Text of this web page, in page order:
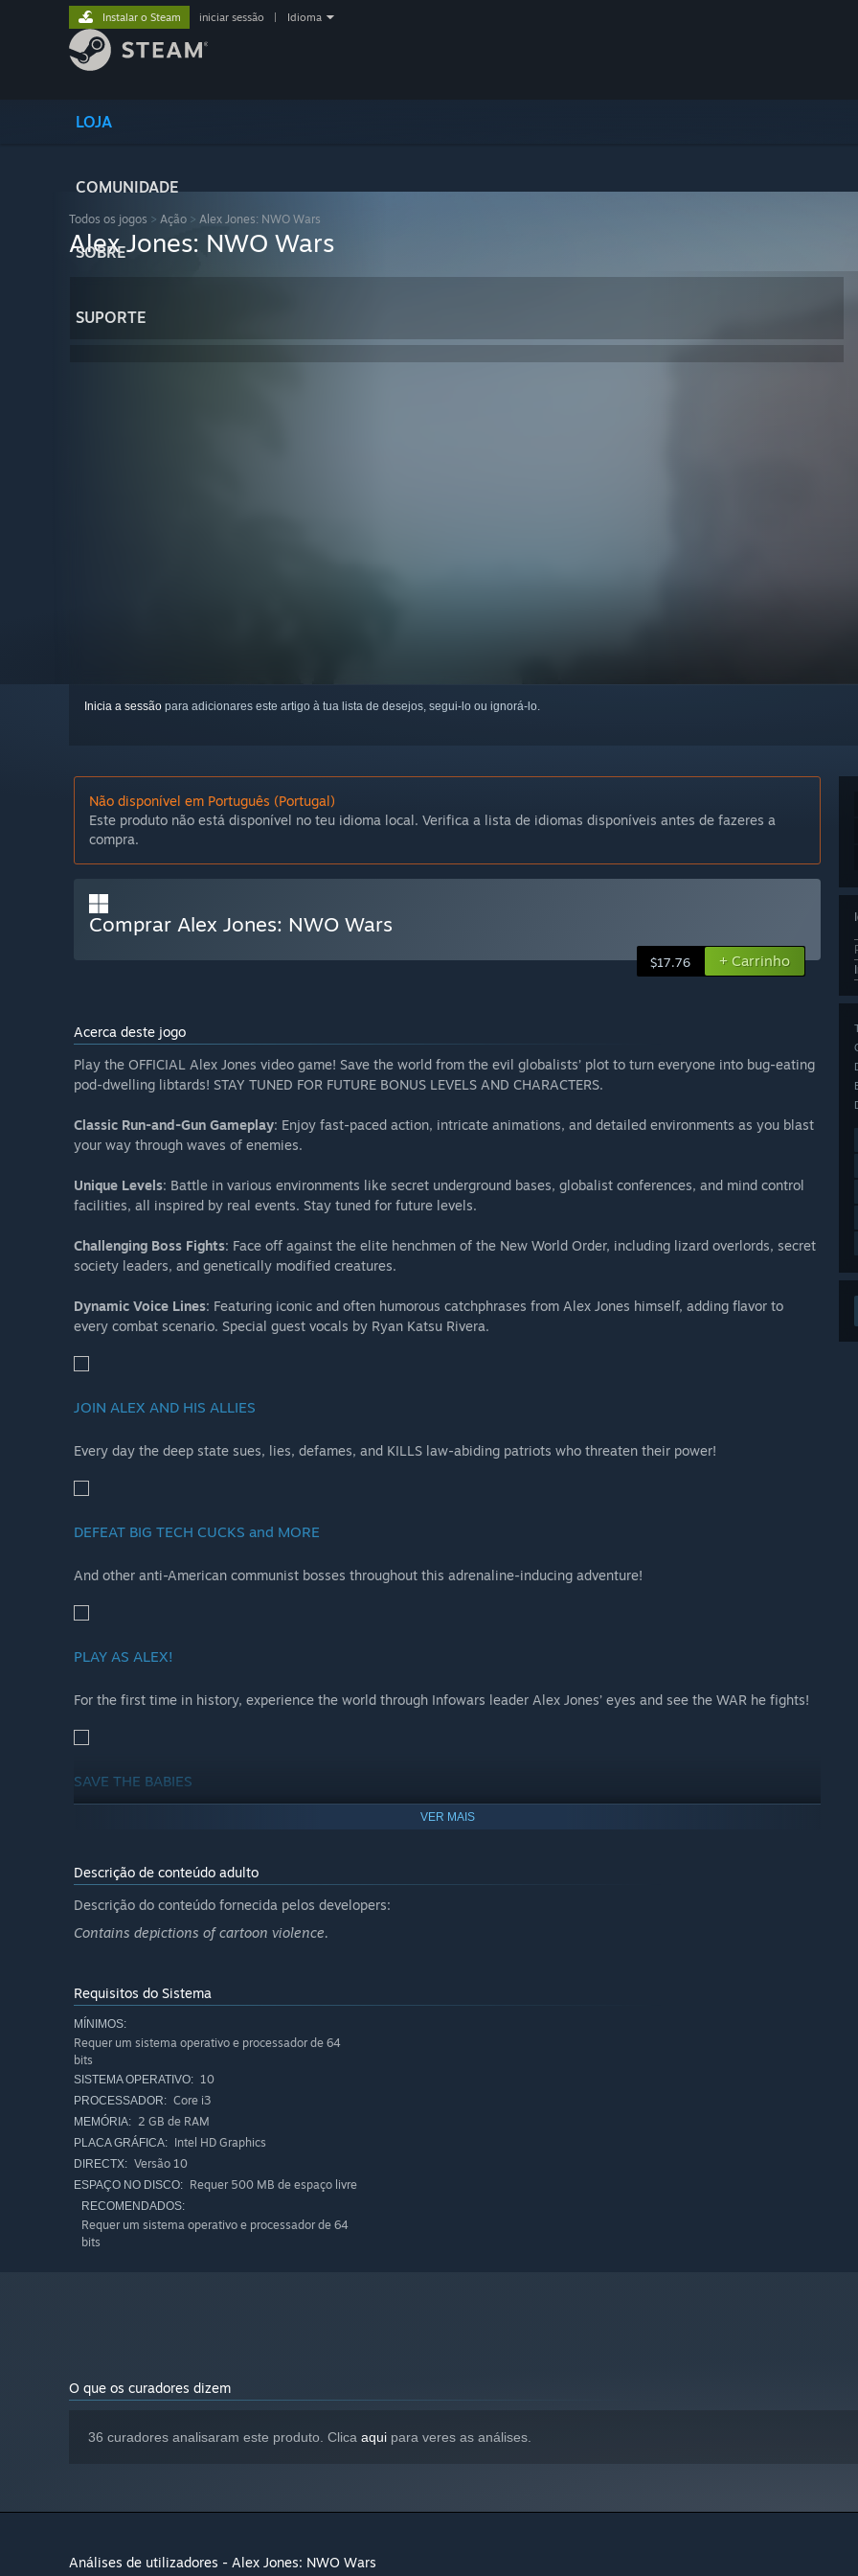
LOJA
COMUNIDADE
SOBRE
SUPORTE
Instalar o Steam iniciar sessão Idioma
Todos os jogos > Ação > Alex Jones: NWO Wars
Alex Jones: NWO Wars
Inicia a sessão para adicionares este artigo à tua lista de desejos, segui-lo ou ignorá-lo.
Não disponível em Português (Portugal)
Este produto não está disponível no teu idioma local. Verifica a lista de idiomas disponíveis antes de fazeres a
compra.
Comprar Alex Jones: NWO Wars
$17.76 + Carrinho
Acerca deste jogo
Play the OFFICIAL Alex Jones video game! Save the world from the evil globalists’ plot to turn everyone into bug-eating
pod-dwelling libtards! STAY TUNED FOR FUTURE BONUS LEVELS AND CHARACTERS.
Classic Run-and-Gun Gameplay: Enjoy fast-paced action, intricate animations, and detailed environments as you blast
your way through waves of enemies.
Unique Levels: Battle in various environments like secret underground bases, globalist conferences, and mind control
facilities, all inspired by real events. Stay tuned for future levels.
Challenging Boss Fights: Face off against the elite henchmen of the New World Order, including lizard overlords, secret
society leaders, and genetically modified creatures.
Dynamic Voice Lines: Featuring iconic and often humorous catchphrases from Alex Jones himself, adding flavor to
every combat scenario. Special guest vocals by Ryan Katsu Rivera.
JOIN ALEX AND HIS ALLIES
Every day the deep state sues, lies, defames, and KILLS law-abiding patriots who threaten their power!
DEFEAT BIG TECH CUCKS and MORE
And other anti-American communist bosses throughout this adrenaline-inducing adventure!
PLAY AS ALEX!
For the first time in history, experience the world through Infowars leader Alex Jones’ eyes and see the WAR he fights!
SAVE THE BABIES
It’s no secret the NWO REPTILES are after our children. Play NWO Wars now to help save these innocent victims from
“They’re turning the friggin frogs gay!”
VER MAIS
Descrição de conteúdo adulto
Descrição do conteúdo fornecida pelos developers:
Contains depictions of cartoon violence.
Requisitos do Sistema
MÍNIMOS:
Requer um sistema operativo e processador de 64
bits
SISTEMA OPERATIVO: 10
PROCESSADOR: Core i3
MEMÓRIA: 2 GB de RAM
PLACA GRÁFICA: Intel HD Graphics
DIRECTX: Versão 10
ESPAÇO NO DISCO: Requer 500 MB de espaço livre
RECOMENDADOS:
Requer um sistema operativo e processador de 64
bits
O que os curadores dizem
36 curadores analisaram este produto. Clica aqui para veres as análises.
Análises de utilizadores - Alex Jones: NWO Wars